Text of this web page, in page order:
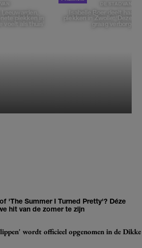
plekken in
voelt als thuis'
DE STAD VAN
Isabelle Boer deelt haar
plekken in Zwolle: 'Deze
graag verborgen'
'The Summer I Turned Pretty'? Déze
hit van de zomer te zijn
wordt officieel opgenomen in de Dikke